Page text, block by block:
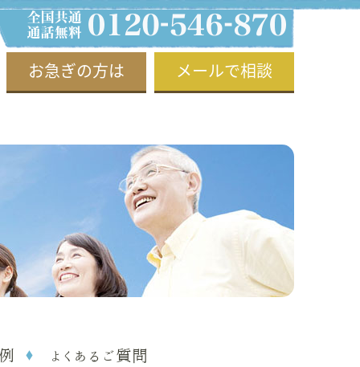
お急ぎの方は メールで相談
よくあるご質問